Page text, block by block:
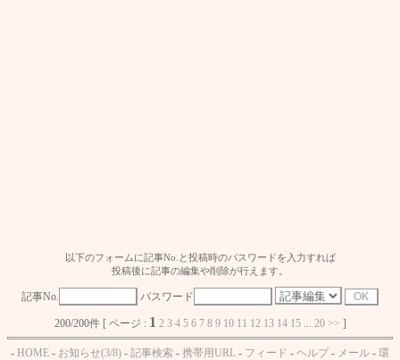
以下のフォームに記事No.と投稿時のパスワードを入力すれば
投稿後に記事の編集や削除が行えます。
記事No. パスワード
200/200件 [ ページ : 1 2 3 4 5 6 7 8 9 10 11 12 13 14 15... 20 >> ]
- HOME - お知らせ(3/8) - 記事検索 - 携帯用URL - フィード - ヘルプ - メール - 環